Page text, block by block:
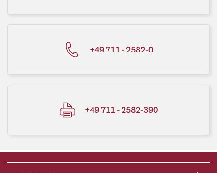
+49 711 - 2582-0
+49 711 - 2582-390